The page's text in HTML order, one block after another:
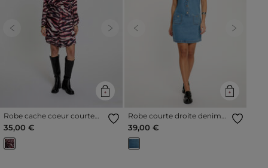
Previous Next
Robe cache coeur courte
multicolore femme
35,00 €
Previous Next
Robe courte droite denim
double stone femme
39,00 €